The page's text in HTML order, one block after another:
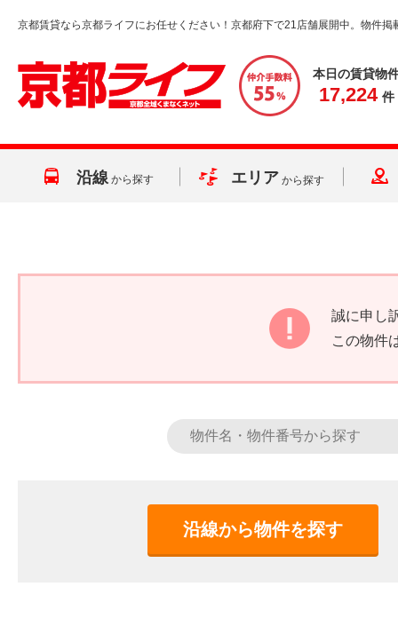
京都賃貸なら京都ライフにお任せください！京都府下で21店舗展開中。物件掲
本日の賃貸物
17,224 件
沿線 から探す エリア から探す
誠に申し
この物件
沿線から物件を探す